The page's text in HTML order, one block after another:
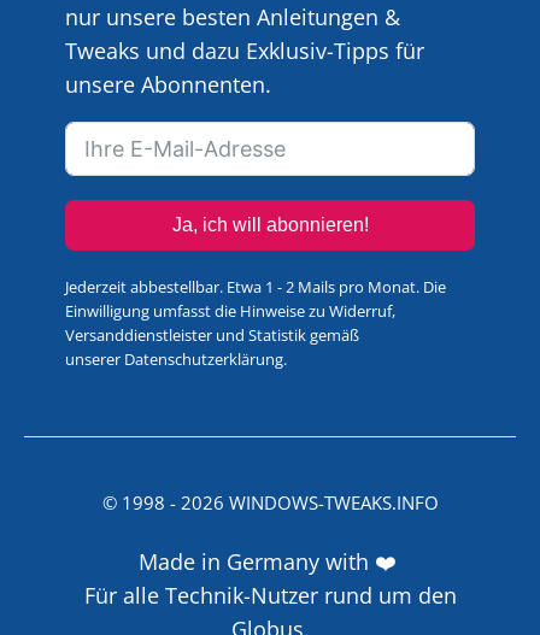
nur unsere besten Anleitungen &
Tweaks und dazu Exklusiv-Tipps für
unsere Abonnenten.
Ja, ich will abonnieren!
Jederzeit abbestellbar. Etwa 1 - 2 Mails pro Monat. Die
Einwilligung umfasst die Hinweise zu Widerruf,
Versanddienstleister und Statistik gemäß
unserer Datenschutzerklärung.
© 1998 - 2026 WINDOWS-TWEAKS.INFO
Made in Germany with ❤️
Für alle Technik-Nutzer rund um den